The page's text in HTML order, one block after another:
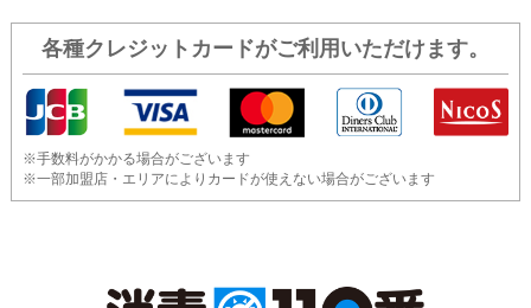
各種クレジットカードがご利用いただけます。
※手数料がかかる場合がございます
※一部加盟店・エリアによりカードが使えない場合がございます